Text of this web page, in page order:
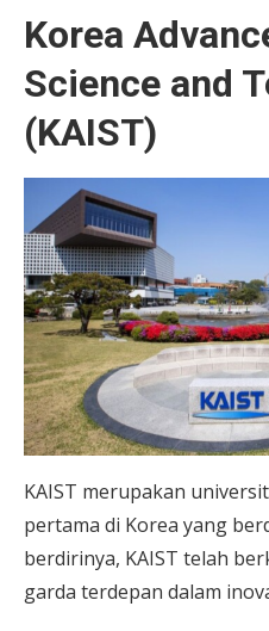
Korea
Science and
(KAIST)
KAIST merupakan
pertama di Korea yang
berdirinya, KAIST telah
garda terdepan dalam